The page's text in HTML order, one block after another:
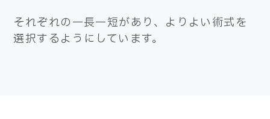
それぞれの一長一短があり、よりよい術式を
選択するようにしています。